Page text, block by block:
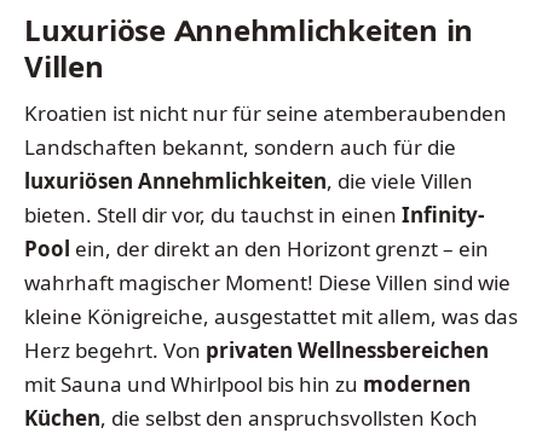
Luxuriöse Annehmlichkeiten in
Villen
Kroatien ist nicht nur für seine atemberaubenden
Landschaften bekannt, sondern auch für die
luxuriösen Annehmlichkeiten, die viele Villen
bieten. Stell dir vor, du tauchst in einen Infinity-
Pool ein, der direkt an den Horizont grenzt – ein
wahrhaft magischer Moment! Diese Villen sind wie
kleine Königreiche, ausgestattet mit allem, was das
Herz begehrt. Von privaten Wellnessbereichen
mit Sauna und Whirlpool bis hin zu modernen
Küchen, die selbst den anspruchsvollsten Koch